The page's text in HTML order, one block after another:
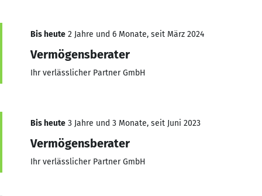
Bis heute 2 Jahre und 6 Monate, seit März 2024
Vermögensberater
Ihr verlässlicher Partner GmbH
Bis heute 3 Jahre und 3 Monate, seit Juni 2023
Vermögensberater
Ihr verlässlicher Partner GmbH